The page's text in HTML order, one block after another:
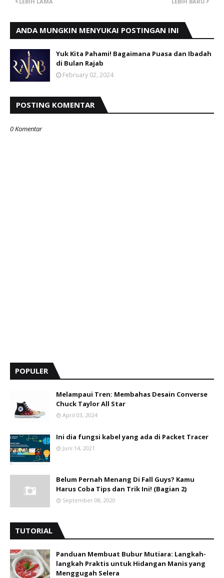
ANDA MUNGKIN MENYUKAI POSTINGAN INI
Yuk Kita Pahami! Bagaimana Puasa dan Ibadah
di Bulan Rajab
February 02, 2024
POSTING KOMENTAR
0 Komentar
POPULER
Melampaui Tren: Membahas Desain Converse
Chuck Taylor All Star
April 03, 2024
Ini dia fungsi kabel yang ada di Packet Tracer
Juni 14, 2021
Belum Pernah Menang Di Fall Guys? Kamu
Harus Coba Tips dan Trik Ini! (Bagian 2)
September 08, 2020
TUTORIAL
Panduan Membuat Bubur Mutiara: Langkah-
langkah Praktis untuk Hidangan Manis yang
Menggugah Selera